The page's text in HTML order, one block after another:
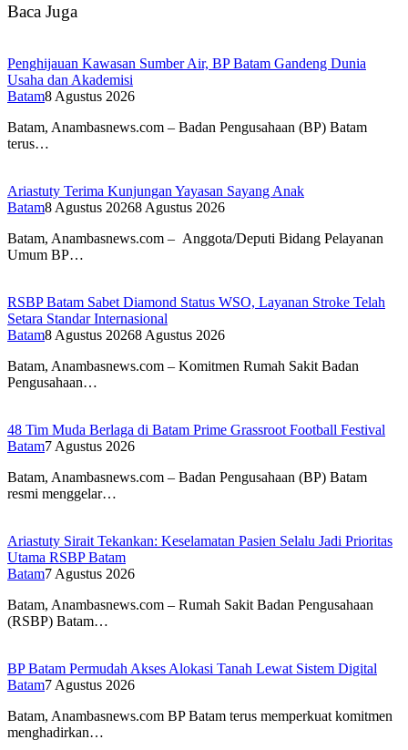
Baca Juga
Penghijauan Kawasan Sumber Air, BP Batam Gandeng Dunia
Usaha dan Akademisi
Batam8 Agustus 2026
Batam, Anambasnews.com – Badan Pengusahaan (BP) Batam
terus…
Ariastuty Terima Kunjungan Yayasan Sayang Anak
Batam8 Agustus 20268 Agustus 2026
Batam, Anambasnews.com – Anggota/Deputi Bidang Pelayanan
Umum BP…
RSBP Batam Sabet Diamond Status WSO, Layanan Stroke Telah
Setara Standar Internasional
Batam8 Agustus 20268 Agustus 2026
Batam, Anambasnews.com – Komitmen Rumah Sakit Badan
Pengusahaan…
48 Tim Muda Berlaga di Batam Prime Grassroot Football Festival
Batam7 Agustus 2026
Batam, Anambasnews.com – Badan Pengusahaan (BP) Batam
resmi menggelar…
Ariastuty Sirait Tekankan: Keselamatan Pasien Selalu Jadi Prioritas
Utama RSBP Batam
Batam7 Agustus 2026
Batam, Anambasnews.com – Rumah Sakit Badan Pengusahaan
(RSBP) Batam…
BP Batam Permudah Akses Alokasi Tanah Lewat Sistem Digital
Batam7 Agustus 2026
Batam, Anambasnews.com BP Batam terus memperkuat komitmen
menghadirkan…